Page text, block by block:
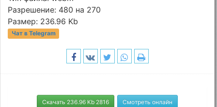
Разрешение: 480 на 270
Размер: 236.96 Kb
Чат в Telegram
Скачать 236.96 Kb 2816 Смотреть онлайн